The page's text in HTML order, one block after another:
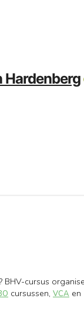
Hardenberg
cursus
cursussen, VCA en